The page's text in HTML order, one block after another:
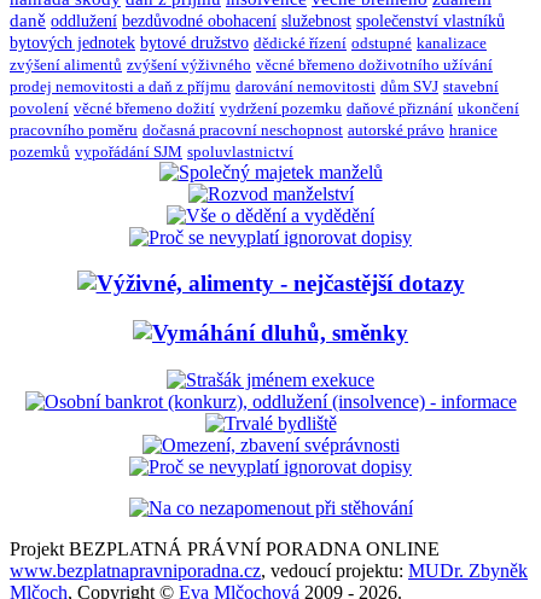
daně oddlužení bezdůvodné obohacení služebnost společenství vlastníků
bytových jednotek bytové družstvo dědické řízení odstupné kanalizace
zvýšení alimentů zvýšení výživného věcné břemeno doživotního užívání
prodej nemovitosti a daň z příjmu darování nemovitosti dům SVJ stavební
povolení věcné břemeno dožití vydržení pozemku daňové přiznání ukončení
pracovního poměru dočasná pracovní neschopnost autorské právo hranice
pozemků vypořádání SJM spoluvlastnictví
Projekt BEZPLATNÁ PRÁVNÍ PORADNA ONLINE
www.bezplatnapravniporadna.cz, vedoucí projektu: MUDr. Zbyněk
Mlčoch, Copyright © Eva Mlčochová 2009 - 2026.